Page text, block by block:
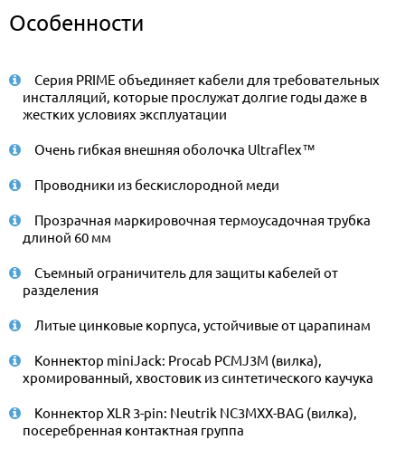
Особенности
Серия PRIME объединяет кабели для требовательных
инсталляций, которые прослужат долгие годы даже в
жестких условиях эксплуатации
Очень гибкая внешняя оболочка Ultraflex™
Проводники из бескислородной меди
Прозрачная маркировочная термоусадочная трубка
длиной 60 мм
Съемный ограничитель для защиты кабелей от
разделения
Литые цинковые корпуса, устойчивые от царапинам
Коннектор miniJack: Procab PCMJ3M (вилка),
хромированный, хвостовик из синтетического каучука
Коннектор XLR 3-pin: Neutrik NC3MXX-BAG (вилка),
посеребренная контактная группа